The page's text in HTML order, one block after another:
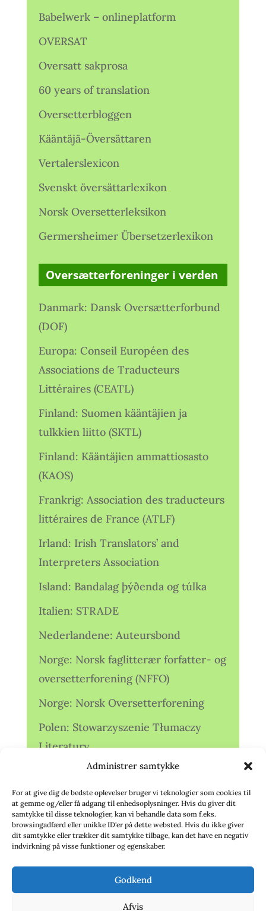
Administrer samtykke
For at give dig de bedste oplevelser bruger vi teknologier som cookies til
at gemme og/eller få adgang til enhedsoplysninger. Hvis du giver dit
samtykke til disse teknologier, kan vi behandle data som f.eks.
browsingadfærd eller unikke ID'er på dette websted. Hvis du ikke giver
dit samtykke eller trækker dit samtykke tilbage, kan det have en negativ
indvirkning på visse funktioner og egenskaber.
Godkend
Afvis
Babelwerk – onlineplatform
OVERSAT
Oversatt sakprosa
60 years of translation
Oversetterbloggen
Kääntäjä-Översättaren
Vertalerslexicon
Svenskt översättarlexikon
Norsk Oversetterleksikon
Germersheimer Übersetzerlexikon
Oversætterforeninger i verden
Danmark: Dansk Oversætterforbund
(DOF)
Europa: Conseil Européen des
Associations de Traducteurs
Littéraires (CEATL)
Finland: Suomen kääntäjien ja
tulkkien liitto (SKTL)
Finland: Kääntäjien ammattiosasto
(KAOS)
Frankrig: Association des traducteurs
littéraires de France (ATLF)
Irland: Irish Translators’ and
Interpreters Association
Island: Bandalag þýðenda og túlka
Italien: STRADE
Nederlandene: Auteursbond
Norge: Norsk faglitterær forfatter- og
oversetterforening (NFFO)
Norge: Norsk Oversetterforening
Polen: Stowarzyszenie Tłumaczy
Literatury
Storbritannien: Translators
Association (TA)
Sverige: Översättarsektionen (Ö.)
Sverige: Översättarcentrum (ÖC)
deutschsprachiger Übersetzer (VdÜ)